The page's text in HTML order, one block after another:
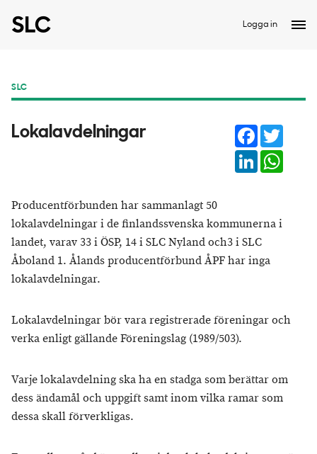
Logga in
SLC
Lokalavdelningar Facebook
LinkedIn
Producentförbunden har sammanlagt 50
lokalavdelningar i de finlandssvenska kommunerna i
landet, varav 33 i ÖSP, 14 i SLC Nyland och3 i SLC
Åboland 1. Ålands producentförbund ÅPF har inga
lokalavdelningar.
Lokalavdelningar bör vara registrerade föreningar och
verka enligt gällande Föreningslag (1989/503).
Varje lokalavdelning ska ha en stadga som berättar om
dess ändamål och uppgift samt inom vilka ramar som
dessa skall förverkligas.